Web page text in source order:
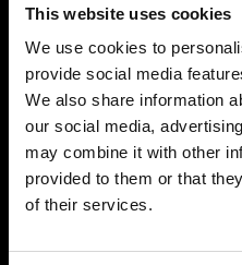
This website uses cookies
We use cookies to
provide social media
We also share information
our social media,
may combine it with other
provided to them or that
of their services.
業界の第一線にい
にもたらされてい
ライトと多彩なラ
ルにより、私たち
定義し、Profoto が
とクラフトマンシ
アイコンたるフォ